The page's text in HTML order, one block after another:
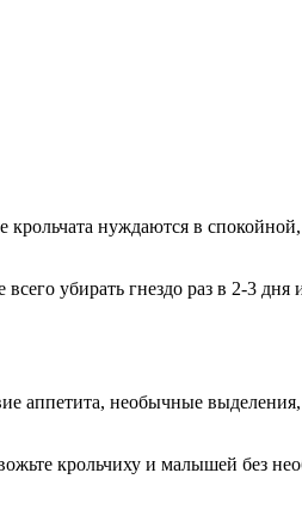
нуждаются в спокойной,
убирать гнездо раз в 2-3 дня
аппетита, необычные
крольчиху и малышей без